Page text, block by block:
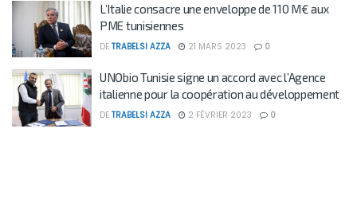
L’Italie consacre une enveloppe de 110 M€ aux
PME tunisiennes
DE TRABELSI AZZA 21 MARS 2023 0
UNObio Tunisie signe un accord avec l’Agence
italienne pour la coopération au développement
DE TRABELSI AZZA 2 FÉVRIER 2023 0